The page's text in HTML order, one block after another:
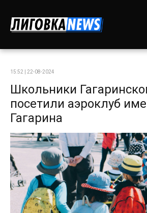
15:52 | 22-08-2024
Школьники
посетили аэроклуб
Гагарина